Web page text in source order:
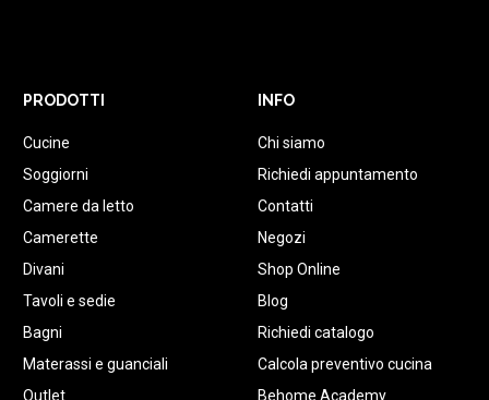
PRODOTTI
Cucine
Soggiorni
Camere da letto
Camerette
Divani
Tavoli e sedie
Bagni
Materassi e guanciali
Outlet
INFO
Chi siamo
Richiedi appuntamento
Contatti
Negozi
Shop Online
Blog
Richiedi catalogo
Calcola preventivo cucina
Behome Academy